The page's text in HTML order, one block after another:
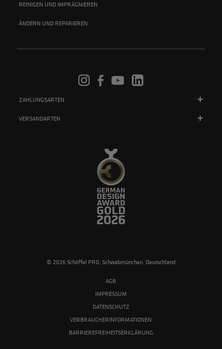
REINIGEN UND IMPRÄGNIEREN
ÄNDERN UND REPARIEREN
ZAHLUNGSARTEN
VERSANDARTEN
© 2026 Schöffel PRO, Schwabmünchen, Deutschland
AGB
IMPRESSUM
DATENSCHUTZ
VERBRAUCHERINFORMATIONEN
BARRIEREFREIHEITSERKLÄRUNG